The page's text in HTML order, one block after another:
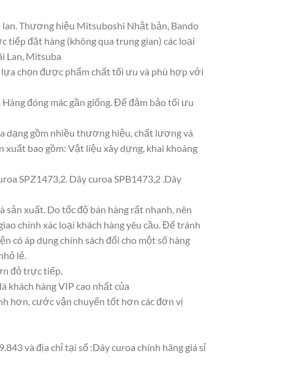
Thương hiệu Mitsuboshi Nhật bản, Bando
tiếp đặt hàng (không qua trung gian) các loại
Lan, Mitsuba
lựa chọn được phẩm chất tối ưu và phù hợp với
đóng mác gần giống. Để đảm bảo tối ưu
dạng gồm nhiều thương hiệu, chất lượng và
bao gồm: Vật liệu xây dựng, khai khoáng
SPZ1473,2. Dây curoa SPB1473,2 .Dây
xuất. Do tốc độ bán hàng rất nhanh, nên
chính xác loại khách hàng yêu cầu. Để tránh
có áp dụng chính sách đổi cho một số hàng
lẻ.
đỏ trực tiếp.
khách hàng VIP cao nhất của
hơn, cước vận chuyển tốt hơn các đơn vị
và địa chỉ tại số :Dây curoa chính hãng giá sỉ